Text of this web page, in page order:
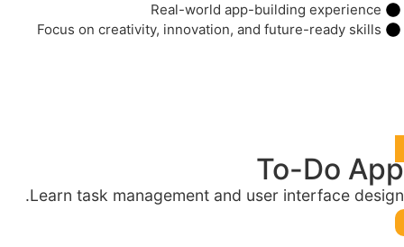
Real-world app-building experience
Focus on creativity, innovation, and future-ready skills
To-Do App
Learn task management and user interface design.